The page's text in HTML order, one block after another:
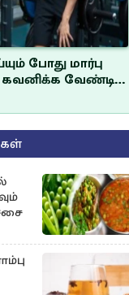
போது மார்பு
கவனிக்க வேண்டிய